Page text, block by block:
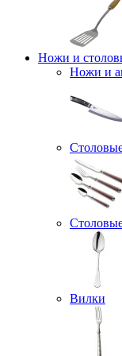
Ножи и
Ножи и
Вилки